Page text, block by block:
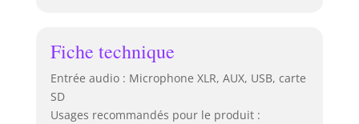
Fiche technique
Entrée audio : Microphone XLR, AUX, USB, carte
SD
Usages recommandés pour le produit :